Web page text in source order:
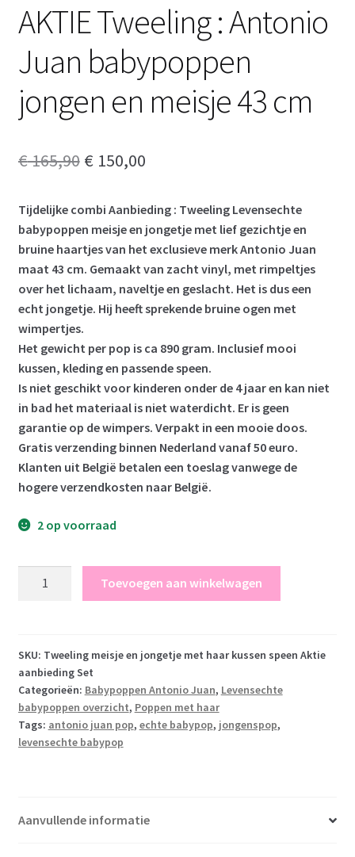
AKTIE Tweeling : Antonio
Juan babypoppen
jongen en meisje 43 cm
€165,90 Oorspronkelijke
was:
€ 165,90.
€ 150,00Huidige
is:
€ 150,00.
Tijdelijke combi Aanbieding : Tweeling Levensechte
babypoppen meisje en jongetje met lief gezichtje en
bruine haartjes van het exclusieve merk Antonio Juan
maat 43 cm. Gemaakt van zacht vinyl, met rimpeltjes
over het lichaam, naveltje en geslacht. Het is dus een
echt jongetje. Hij heeft sprekende bruine ogen met
wimpertjes.
Het gewicht per pop is ca 890 gram. Inclusief mooi
kussen, kleding en passende speen.
Is niet geschikt voor kinderen onder de 4 jaar en kan niet
in bad het materiaal is niet waterdicht. Er is geen
garantie op de wimpers. Verpakt in een mooie doos.
Gratis verzending binnen Nederland vanaf 50 euro.
Klanten uit België betalen een toeslag vanwege de
hogere verzendkosten naar België.
2 op voorraad
Juan
babypoppen
jongen
en
meisje
43
Toevoegen aan winkelwagen
SKU: Tweeling meisje en jongetje met haar kussen speen Aktie
aanbieding Set
Categorieën: Babypoppen Antonio Juan, Levensechte
babypoppen overzicht, Poppen met haar
Tags: antonio juan pop, echte babypop, jongenspop,
levensechte babypop
Aanvullende informatie